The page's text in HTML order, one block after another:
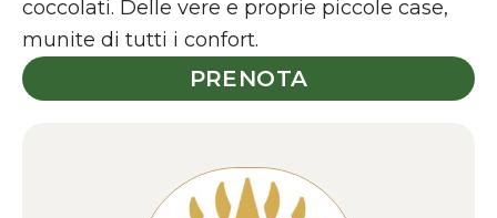
coccolati. Delle vere e proprie piccole case,
munite di tutti i confort.
PRENOTA